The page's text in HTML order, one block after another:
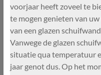
voorjaar heeft zoveel te
te mogen genieten van
van een glazen
Vanwege de glazen
situatie qua temperatuur
jaar genot dus. Op het